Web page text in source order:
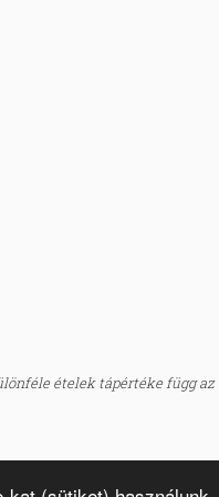
ételek tápértéke függ az